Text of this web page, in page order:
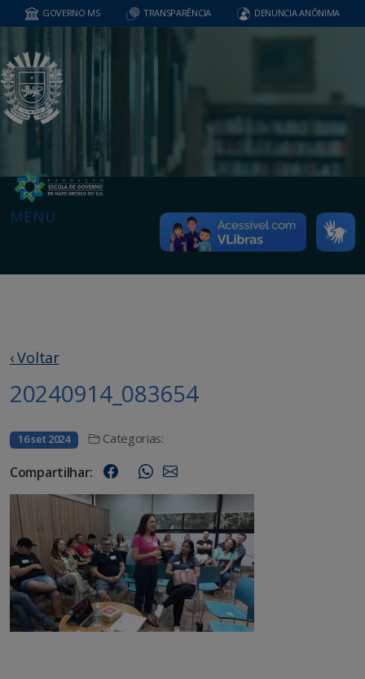
GOVERNO MS TRANSPARÊNCIA DENUNCIA ANÔNIMA
MENU
‹ Voltar
20240914_083654
16 set 2024 Categorias:
Compartilhar: